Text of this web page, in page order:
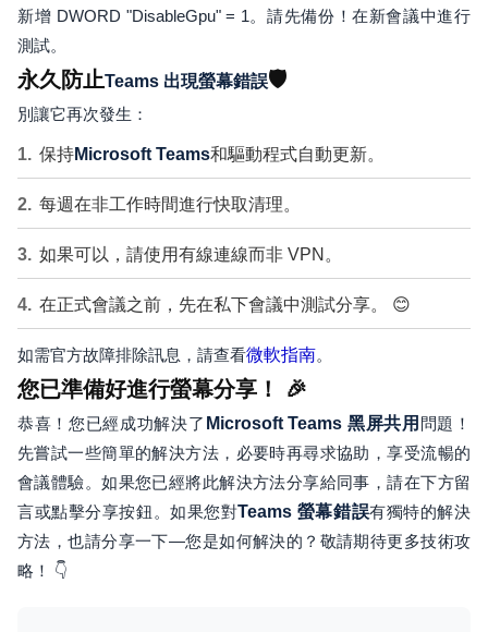
新增 DWORD "DisableGpu" = 1。請先備份！在新會議中進行
測試。
永久防止Teams 出現螢幕錯誤🛡️
別讓它再次發生：
保持Microsoft Teams和驅動程式自動更新。
每週在非工作時間進行快取清理。
如果可以，請使用有線連線而非 VPN。
在正式會議之前，先在私下會議中測試分享。 😊
如需官方故障排除訊息，請查看微軟指南。
您已準備好進行螢幕分享！ 🎉
恭喜！您已經成功解決了 Microsoft Teams 黑屏共用 問題！
先嘗試一些簡單的解決方法，必要時再尋求協助，享受流暢的
會議體驗。如果您已經將此解決方法分享給同事，請在下方留
言或點擊分享按鈕。如果您對Teams 螢幕錯誤有獨特的解決
方法，也請分享一下—您是如何解決的？敬請期待更多技術攻
略！ 👇